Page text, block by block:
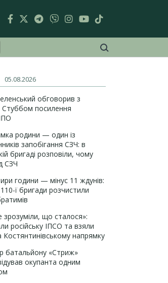
05.08.2026
обговорив з
посилення
родини — один із
запобігання СЗЧ: в
бригаді розповіли, чому
СЗЧ
години — мінус 11 ждунів:
ї бригади розчистили
зрозуміли, що сталося»:
російську ІПСО та взяли
напрямку
батальйону «Стриж»
окупанта одним